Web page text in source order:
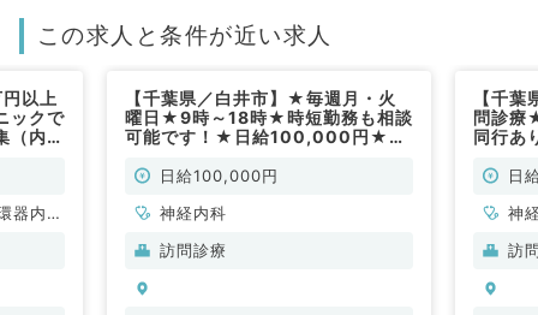
この求人と条件が近い求人
以上
ックで
（内科
器内
【千葉県／白井市】★毎週月・火
曜日★9時～18時★時短勤務も相談
可能です！★日給100,000円★ク
(神経内科／非常勤)
日給100,000円
神経内科
訪問診療
【千
問診療
同行あ
／非常
日
神
科
訪